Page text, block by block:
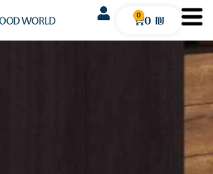
0 ₪
0